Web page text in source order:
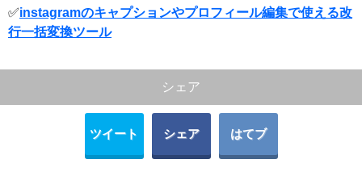
✅instagramのキャプションやプロフィール編集で使える改
行一括変換ツール
シェア
ツイート シェア はてブ